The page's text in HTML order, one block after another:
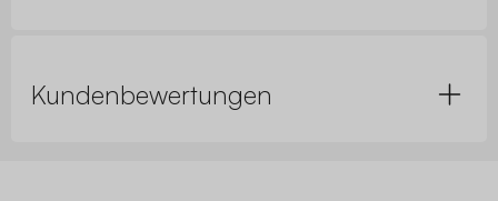
Kundenbewertungen